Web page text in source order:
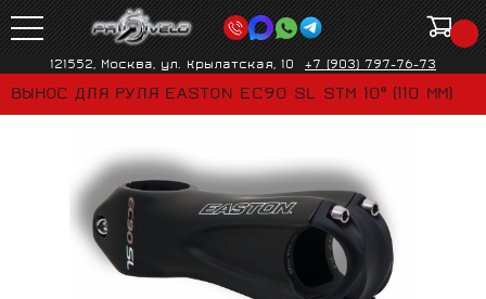
121552, Москва, ул. Крылатская, 10 +7 (903) 797-76-73
ВЫНОС ДЛЯ РУЛЯ EASTON EC90 SL STM 10º (110 ММ)